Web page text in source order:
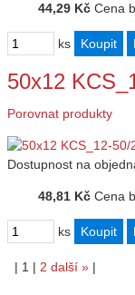
44,29 Kč Cena
ks
50x12
Porovnat produkty
Dostupnost na
48,81 Kč Cena
ks
| 1 | 2 další » |